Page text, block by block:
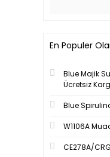
En Populer
Blue Majik
Ücretsiz
Blue
W1106A
CE278A/